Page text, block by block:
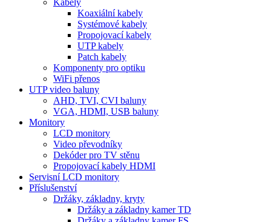
Kabely
Koaxiální kabely
Systémové kabely
Propojovací kabely
UTP kabely
Patch kabely
Komponenty pro optiku
WiFi přenos
UTP video baluny
AHD, TVI, CVI baluny
VGA, HDMI, USB baluny
Monitory
LCD monitory
Video převodníky
Dekóder pro TV stěnu
Propojovací kabely HDMI
Servisní LCD monitory
Příslušenství
Držáky, základny, kryty
Držáky a základny kamer TD